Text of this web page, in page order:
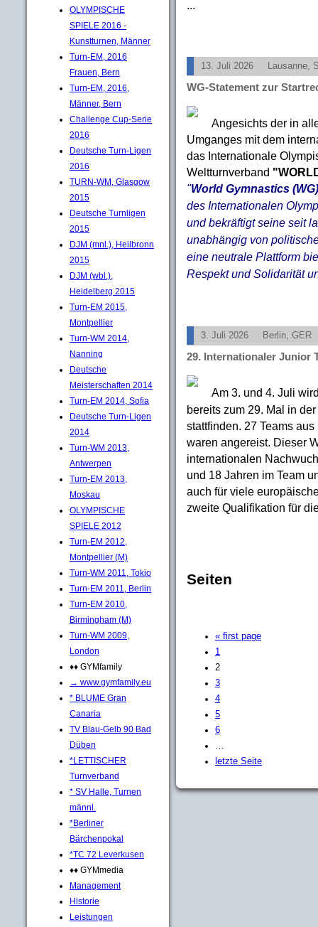
OLYMPISCHE
SPIELE 2016 -
Kunstturnen, Männer
Turn-EM, 2016
Frauen, Bern
Turn-EM, 2016,
Männer, Bern
Challenge Cup-Serie
2016
Deutsche Turn-Ligen
2016
TURN-WM, Glasgow
2015
Deutsche Turnligen
2015
DJM (mnl.), Heilbronn
2015
DJM (wbl.),
Heidelberg 2015
Turn-EM 2015,
Montpellier
Turn-WM 2014,
Nanning
Deutsche
Meisterschaften 2014
Turn-EM 2014, Sofia
Deutsche Turn-Ligen
2014
Turn-WM 2013,
Antwerpen
Turn-EM 2013,
Moskau
OLYMPISCHE
SPIELE 2012
Turn-EM 2012,
Montpellier (M)
Turn-WM 2011, Tokio
Turn-EM 2011, Berlin
Turn-EM 2010,
Birmingham (M)
Turn-WM 2009,
London
♦♦ GYMfamily
→ www.gymfamily.eu
* BLUME Gran
Canaria
TV Blau-Gelb 90 Bad
Düben
*LETTISCHER
Turnverband
* SV Halle, Turnen
männl.
*Berliner
Bärchenpokal
*TC 72 Leverkusen
♦♦ GYMmedia
Management
Historie
Leistungen
13. Juli 2026 Lausanne,
WG-Statement zur
Angesichts der in
Umganges mit dem
das Internationale
Weltturnverband
"World Gymnastics
des Internationalen
und bekräftigt seine seit
unabhängig von
eine neutrale Plattform
Respekt und Solidarität
3. Juli 2026 Berlin, GER
29. Internationaler Junior
Am 3. und 4. Juli
bereits zum 29. Mal in
stattfinden. 27 Teams
waren angereist. Dieser
internationalen
und 18 Jahren im Team
auch für viele
zweite Qualifikation für
Seiten
« first page
1
2
3
4
5
6
…
letzte Seite